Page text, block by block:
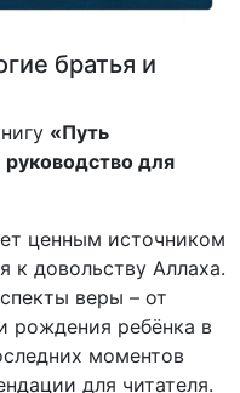
братья и
«Путь
для
ценным источником
к довольству Аллаха.
веры – от
рождения ребёнка в
моментов
для читателя.